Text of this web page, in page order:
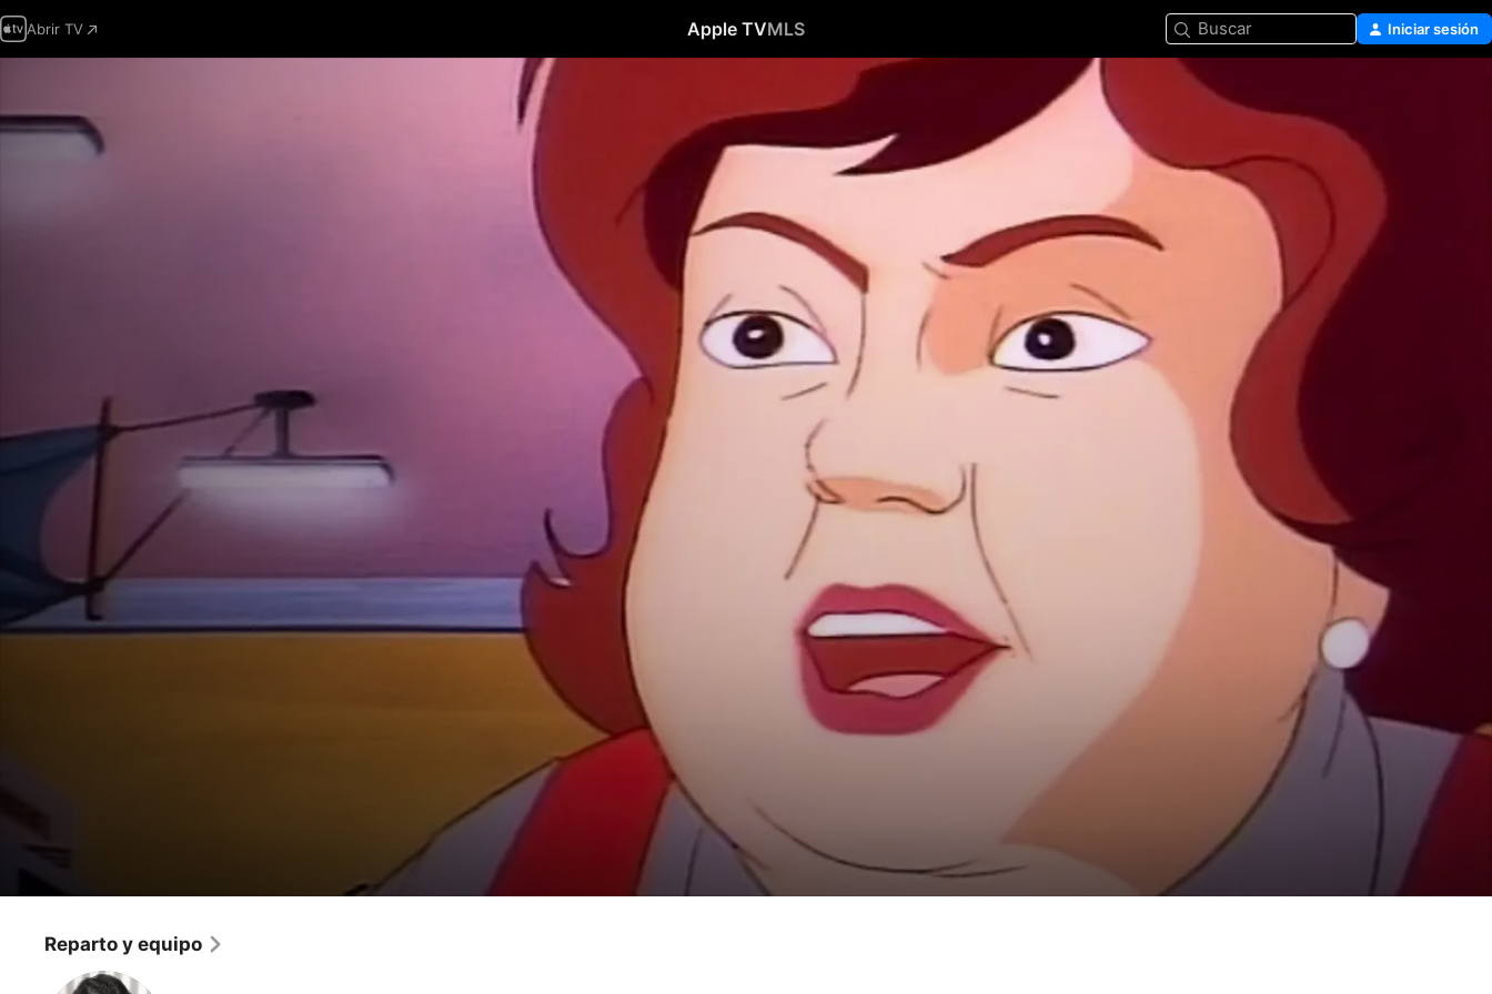
Abrir TV Apple TVMLS Buscar Iniciar sesión
El Regreso de Destructor
Para toda la familia
Reparto y equipo